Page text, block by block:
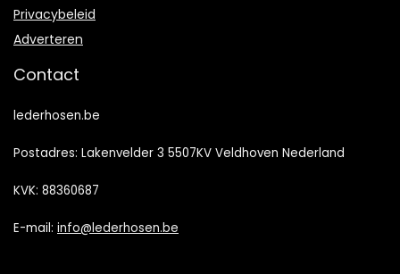
Privacybeleid
Adverteren
Contact
lederhosen.be
Postadres: Lakenvelder 3 5507KV Veldhoven Nederland
KVK: 88360687
E-mail: info@lederhosen.be